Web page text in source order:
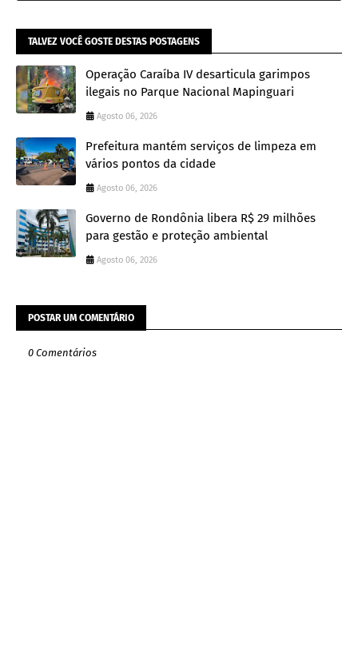
TALVEZ VOCÊ GOSTE DESTAS POSTAGENS
Operação Caraíba IV desarticula garimpos
ilegais no Parque Nacional Mapinguari
Agosto 06, 2026
Prefeitura mantém serviços de limpeza em
vários pontos da cidade
Agosto 06, 2026
Governo de Rondônia libera R$ 29 milhões
para gestão e proteção ambiental
Agosto 06, 2026
POSTAR UM COMENTÁRIO
0 Comentários